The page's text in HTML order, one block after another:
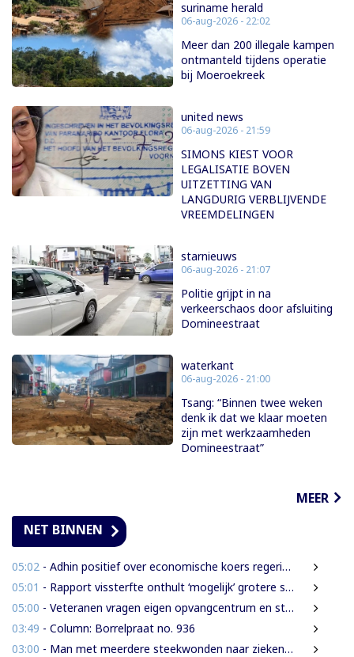
suriname herald
06-aug-2026 - 22:02
Meer dan 200 illegale kampen
ontmanteld tijdens operatie
bij Moeroekreek
united news
06-aug-2026 - 21:59
SIMONS KIEST VOOR
LEGALISATIE BOVEN
UITZETTING VAN
LANGDURIG VERBLIJVENDE
VREEMDELINGEN
starnieuws
06-aug-2026 - 21:07
Politie grijpt in na
verkeerschaos door afsluiting
Domineestraat
waterkant
06-aug-2026 - 21:00
Tsang: “Binnen twee weken
denk ik dat we klaar moeten
zijn met werkzaamheden
Domineestraat”
MEER
NET BINNEN
05:02 - Adhin positief over economische koers regering, maar wil snellere uitvoering
05:01 - Rapport vissterfte onthult ‘mogelijk’ grotere schade voor mens, dier en milieu
05:00 - Veteranen vragen eigen opvangcentrum en structurele steun: ‘Vandaag militair, morgen veteraan’
03:49 - Column: Borrelpraat no. 936
03:00 - Man met meerdere steekwonden naar ziekenhuis na ruzie bij discotheek